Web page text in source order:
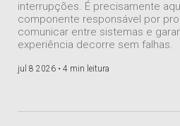
interrupções. É precisamente
componente responsável por
comunicar entre sistemas e
experiência decorre sem falhas.
jul 8 2026 • 4 min leitura